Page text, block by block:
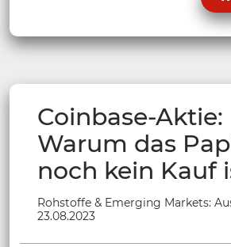
Coinbase-Aktie:
Warum das
noch kein Kauf
Rohstoffe & Emerging Markets:
23.08.2023